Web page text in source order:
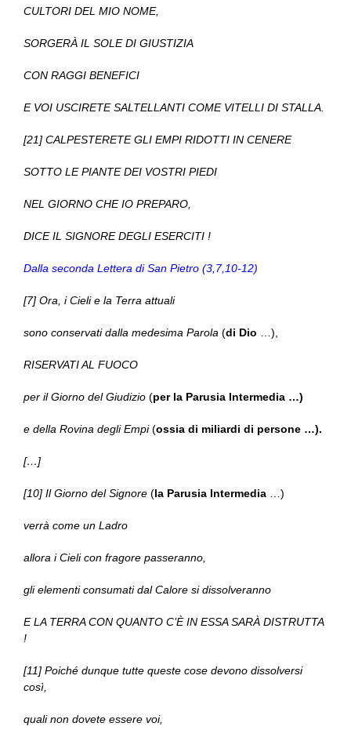
CULTORI DEL MIO NOME,
SORGERÀ IL SOLE DI GIUSTIZIA
CON RAGGI BENEFICI
E VOI USCIRETE SALTELLANTI COME VITELLI DI STALLA.
[21] CALPESTERETE GLI EMPI RIDOTTI IN CENERE
SOTTO LE PIANTE DEI VOSTRI PIEDI
NEL GIORNO CHE IO PREPARO,
DICE IL SIGNORE DEGLI ESERCITI !
Dalla seconda Lettera di San Pietro (3,7,10-12)
[7] Ora, i Cieli e la Terra attuali
sono conservati dalla medesima Parola (di Dio …),
RISERVATI AL FUOCO
per il Giorno del Giudizio (per la Parusia Intermedia …)
e della Rovina degli Empi(ossia di miliardi di persone …).
[…]
[10] Il Giorno del Signore (la Parusia Intermedia …)
verrà come un Ladro
allora i Cieli con fragore passeranno,
gli elementi consumati dal Calore si dissolveranno
E LA TERRA CON QUANTO C’È IN ESSA SARÀ DISTRUTTA
!
[11] Poiché dunque tutte queste cose devono dissolversi
così,
quali non dovete essere voi,